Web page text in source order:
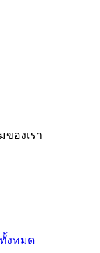
องเรา
งหมด